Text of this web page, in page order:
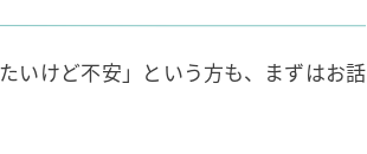
いけど不安」という方も、まずはお話